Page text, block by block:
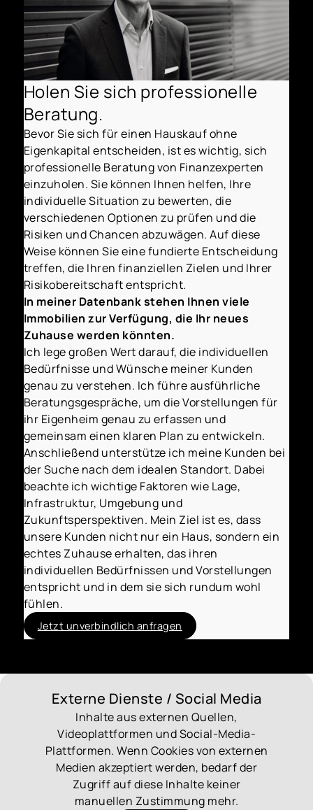
Holen Sie sich professionelle
Beratung.
Bevor Sie sich für einen Hauskauf ohne
Eigenkapital entscheiden, ist es wichtig, sich
professionelle Beratung von Finanzexperten
einzuholen. Sie können Ihnen helfen, Ihre
individuelle Situation zu bewerten, die
verschiedenen Optionen zu prüfen und die
Risiken und Chancen abzuwägen. Auf diese
Weise können Sie eine fundierte Entscheidung
treffen, die Ihren finanziellen Zielen und Ihrer
Risikobereitschaft entspricht.
In meiner Datenbank stehen Ihnen viele
Immobilien zur Verfügung, die Ihr neues
Zuhause werden könnten.
Ich lege großen Wert darauf, die individuellen
Bedürfnisse und Wünsche meiner Kunden
genau zu verstehen. Ich führe ausführliche
Beratungsgespräche, um die Vorstellungen für
ihr Eigenheim genau zu erfassen und
gemeinsam einen klaren Plan zu entwickeln.
Anschließend unterstütze ich meine Kunden bei
der Suche nach dem idealen Standort. Dabei
beachte ich wichtige Faktoren wie Lage,
Infrastruktur, Umgebung und
Zukunftsperspektiven. Mein Ziel ist es, dass
unsere Kunden nicht nur ein Haus, sondern ein
echtes Zuhause erhalten, das ihren
individuellen Bedürfnissen und Vorstellungen
entspricht und in dem sie sich rundum wohl
fühlen.
Jetzt unverbindlich anfragen
Externe Dienste / Social Media
Inhalte aus externen Quellen,
Videoplattformen und Social-Media-
Plattformen. Wenn Cookies von externen
Medien akzeptiert werden, bedarf der
Zugriff auf diese Inhalte keiner
manuellen Zustimmung mehr.